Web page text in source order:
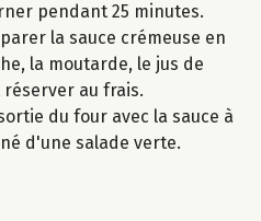
pendant 25 minutes.
la sauce crémeuse en
la moutarde, le jus de
au frais.
du four avec la sauce à
d'une salade verte.